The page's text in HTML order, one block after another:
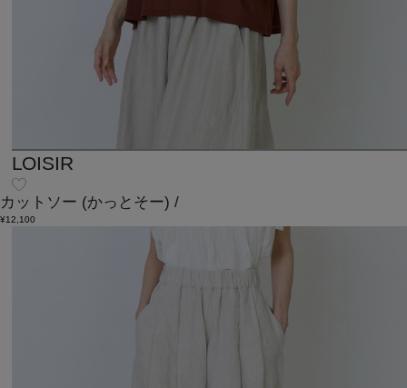
LOISIR
カットソー (かっとそー) /
¥12,100